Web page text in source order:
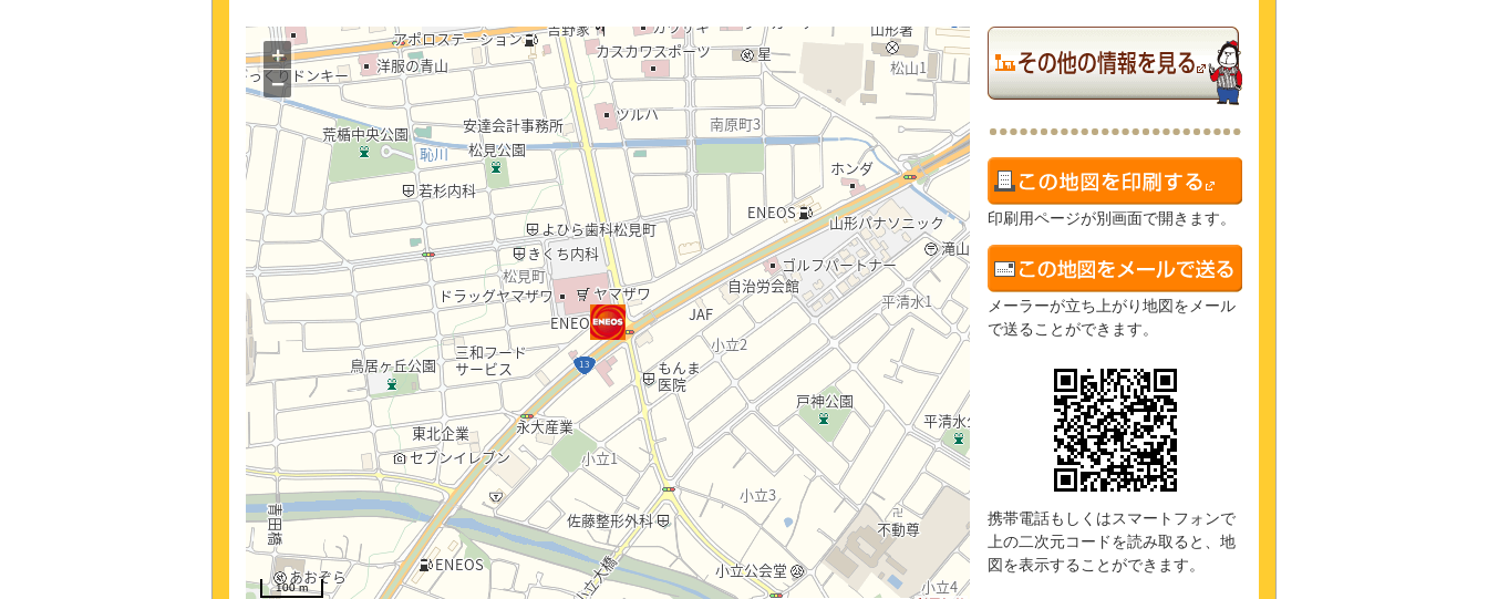
+
−
100 m
印刷用ページが別画面で開きます。
メーラーが立ち上がり地図をメール
で送ることができます。
携帯電話もしくはスマートフォンで
上の二次元コードを読み取ると、地
図を表示することができます。